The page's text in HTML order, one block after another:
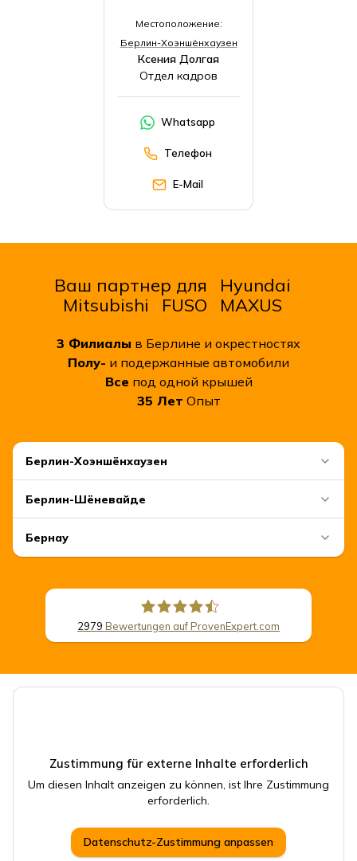
Местоположение:
Берлин-Хоэншёнхаузен
Ксения Долгая
Отдел кадров
Whatsapp
Телефон
E-Mail
Ваш партнер для
Hyundai
Mitsubishi
FUSO MAXUS
3 Филиалы в Берлине и окрестностях
Полу- и подержанные автомобили
Все под одной крышей
35 Лет Опыт
Берлин-Хоэншёнхаузен
Берлин-Шёневайде
Бернау
2979 Bewertungen auf ProvenExpert.com
Zustimmung für externe Inhalte erforderlich
Um diesen Inhalt anzeigen zu können, ist Ihre Zustimmung
erforderlich.
Datenschutz-Zustimmung anpassen